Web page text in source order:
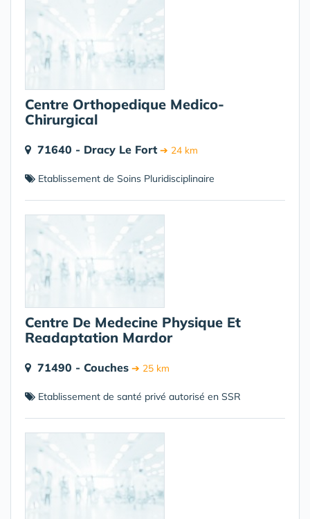
Centre Orthopedique Medico-
Chirurgical
71640 - Dracy Le Fort ➔ 24 km
Etablissement de Soins Pluridisciplinaire
Centre De Medecine Physique Et
Readaptation Mardor
71490 - Couches ➔ 25 km
Etablissement de santé privé autorisé en SSR